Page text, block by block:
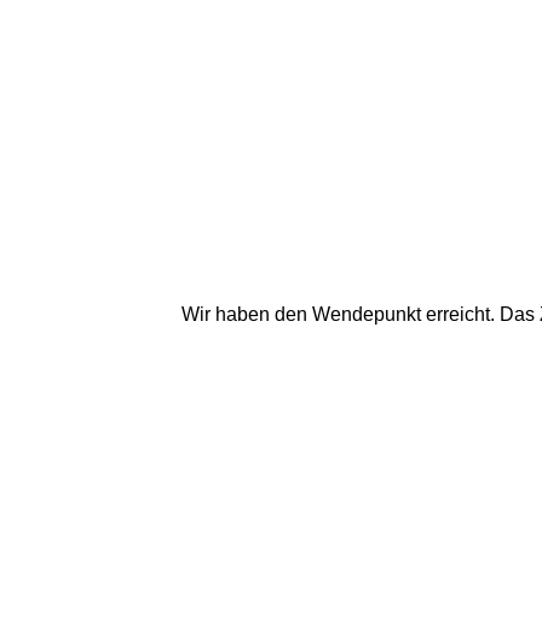
Wir haben den Wendepunkt erreicht.